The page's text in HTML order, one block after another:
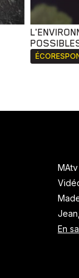
En